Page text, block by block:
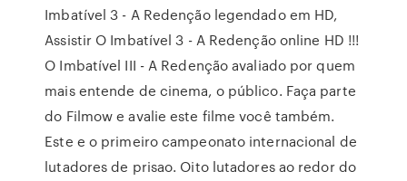
Imbatível 3 - A Redenção legendado em HD,
Assistir O Imbatível 3 - A Redenção online HD !!!
O Imbatível III - A Redenção avaliado por quem
mais entende de cinema, o público. Faça parte
do Filmow e avalie este filme você também.
Este e o primeiro campeonato internacional de
lutadores de prisao. Oito lutadores ao redor do